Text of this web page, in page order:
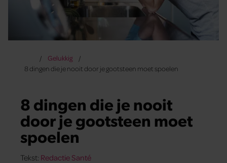
Gelukkig
8 dingen die je nooit door je gootsteen moet spoelen
8 dingen die je nooit
door je gootsteen moet
spoelen
Tekst: Redactie Santé